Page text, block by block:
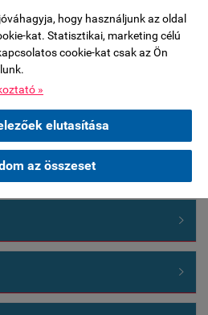
hogy használjunk az oldal
kat. Statisztikai, marketing célú
cookie-kat csak az Ön
»
elutasítása
az összeset
küldése
lévő termékeknél a 2026.július
tudjuk biztosítani a nyári
leállás: 2026.augusztus 17-31.
01. A leállás alatt az üzlet és a
futárszolgálati kiszállítás is

